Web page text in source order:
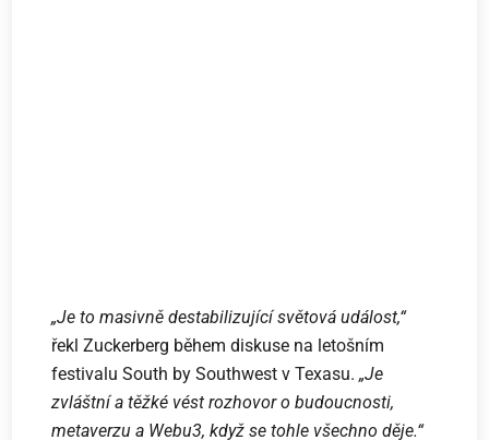
„Je to masivně destabilizující světová událost,“
řekl Zuckerberg během diskuse na letošním
festivalu South by Southwest v Texasu.„Je
zvláštní a těžké vést rozhovor o budoucnosti,
metaverzu a Webu3, když se tohle všechno děje.“